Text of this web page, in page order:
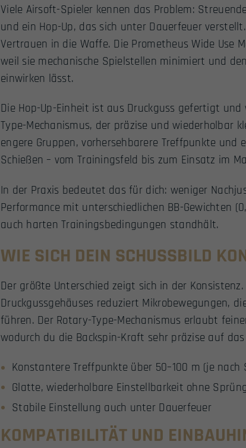
Viele Airsoft-Spieler kennen das Problem:
und ein Hop-Up, das sich unter Dauerfeuer
Vertrauen in die Waffe. Die Prometheus Wide Use
weil sie mechanische Spielstellen minimiert und
einwirken lässt.
Die Hop-Up-Einheit ist aus Druckguss gefertigt
Type-Mechanismus, der präzise und wiederholbar
engere Gruppen, vorhersehbarere Treffpunkte und
Schießen – vom Trainingsfeld bis zum Einsatz im
In der Praxis bedeutet das für dich: weniger
Performance mit unterschiedlichen BB-Gewichten
auch harten Trainingsbedingungen standhält.
WIE SICH DEIN SCHUSSBILD
Der größte Unterschied zeigt sich in der
Druckgussgehäuses reduziert Mikrobewegungen,
führen. Der Rotary-Type-Mechanismus erlaubt
wodurch du die Backspin-Kraft sehr präzise auf
Konstantere Treffpunkte über 50–100 m (je nach
Glatte, wiederholbare Einstellbarkeit ohne
Stabile Einstellung auch unter Dauerfeuer
KOMPATIBILITÄT UND